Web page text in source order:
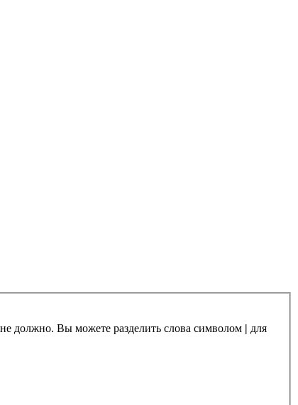
не должно. Вы можете разделить слова символом | для